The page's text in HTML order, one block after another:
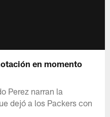
en momento
Perez narran la
dejó a los Packers con